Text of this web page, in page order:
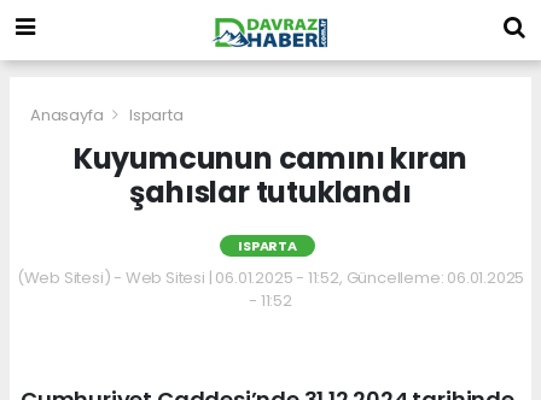
Anasayfa Isparta
Kuyumcunun camını kıran
şahıslar tutuklandı
ISPARTA
(Web Sitesi) - Web Sitesi | 06.01.2025 - 11:52, Güncelleme: 06.01.2025
- 11:52